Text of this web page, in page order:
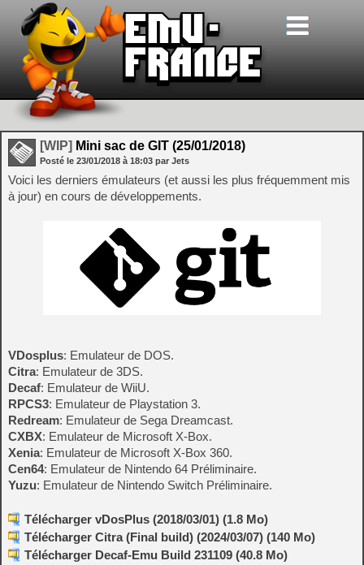
[WIP] Mini sac de GIT (25/01/2018)
Posté le 23/01/2018 à 18:03 par Jets
Voici les derniers émulateurs (et aussi les plus fréquemment mis
à jour) en cours de développements.
VDosplus: Emulateur de DOS.
Citra: Emulateur de 3DS.
Decaf: Emulateur de WiiU.
RPCS3: Emulateur de Playstation 3.
Redream: Emulateur de Sega Dreamcast.
CXBX: Emulateur de Microsoft X-Box.
Xenia: Emulateur de Microsoft X-Box 360.
Cen64: Emulateur de Nintendo 64 Préliminaire.
Yuzu: Emulateur de Nintendo Switch Préliminaire.
Télécharger vDosPlus (2018/03/01) (1.8 Mo)
Télécharger Citra (Final build) (2024/03/07) (140 Mo)
Télécharger Decaf-Emu Build 231109 (40.8 Mo)